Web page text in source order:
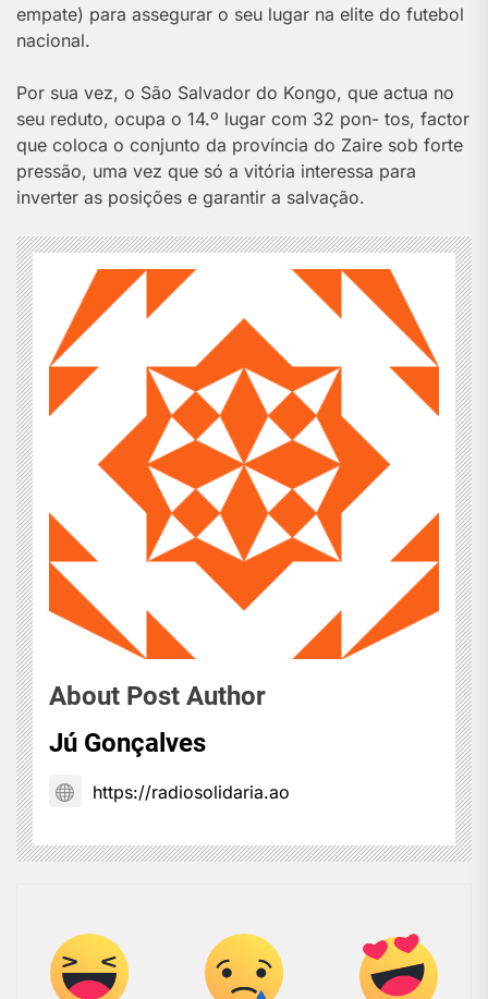
empate) para assegurar o seu lugar na elite do futebol
nacional.
Por sua vez, o São Salvador do Kongo, que actua no
seu reduto, ocupa o 14.º lugar com 32 pon- tos, factor
que coloca o conjunto da província do Zaire sob forte
pressão, uma vez que só a vitória interessa para
inverter as posições e garantir a salvação.
About Post Author
Jú Gonçalves
https://radiosolidaria.ao